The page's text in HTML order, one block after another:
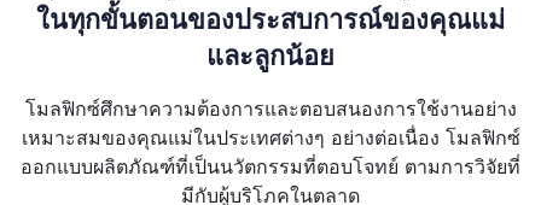
ในทุกขั้นตอนของประสบการณ์ของคุณแม่
และลูกน้อย
โมลฟิกซ์ศึกษาความต้องการและตอบสนองการใช้งานอย่าง
เหมาะสมของคุณแม่ในประเทศต่างๆ อย่างต่อเนื่อง โมลฟิกซ์
ออกแบบผลิตภัณฑ์ที่เป็นนวัตกรรมที่ตอบโจทย์ ตามการวิจัยที่
มีกับผู้บริโภคในตลาด